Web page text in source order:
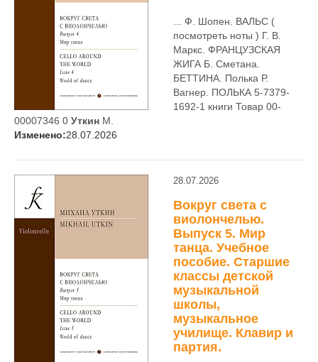
... Ф. Шопен. ВАЛЬС (
посмотреть ноты ) Г. В.
Маркс. ФРАНЦУЗСКАЯ
ЖИГА Б. Сметана.
БЕТТИНА. Полька Р.
Вагнер. ПОЛЬКА 5-7379-
1692-1 книги Товар 00-
00007346 0 Уткин М.
Изменено:28.07.2026
28.07.2026
Вокруг света с
виолончелью.
Выпуск 5. Мир
танца. Учебное
пособие. Старшие
классы детской
музыкальной
школы,
музыкальное
училище. Клавир и
партия.